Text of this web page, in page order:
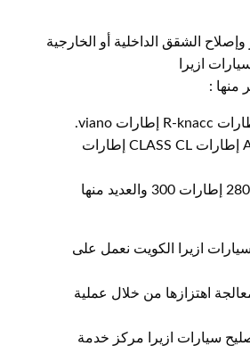
الشقق الداخلية أو الخارجية
ازيرا
منها :
تواير إطارات AMGGT إطارات CLASS CL إطارات
إطارات 200 إطارات 280 إطارات 300 والعديد منها
ازيرا الكويت نعمل على
اهتزازها من خلال عملية
سيارات ازيرا مركز خدمة